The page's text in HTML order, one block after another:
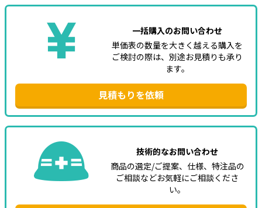
一括購入のお問い合わせ
単価表の数量を大きく越える購入を
ご検討の際は、別途お見積りも承り
ます。
見積もりを依頼
技術的なお問い合わせ
商品の選定/ご提案、仕様、特注品の
ご相談などお気軽にご相談くださ
い。